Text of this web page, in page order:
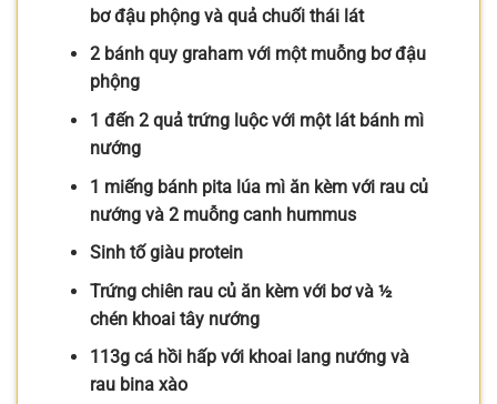
bơ đậu phộng và quả chuối thái lát
2 bánh quy graham với một muỗng bơ đậu
phộng
1 đến 2 quả trứng luộc với một lát bánh mì
nướng
1 miếng bánh pita lúa mì ăn kèm với rau củ
nướng và 2 muỗng canh hummus
Sinh tố giàu protein
Trứng chiên rau củ ăn kèm với bơ và ½
chén khoai tây nướng
113g cá hồi hấp với khoai lang nướng và
rau bina xào